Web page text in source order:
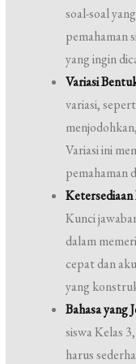
soal-soal
pemahaman
yang ingin
Variasi
variasi,
Variasi ini
pemahaman
Ketersediaan
Kunci
dalam
cepat dan
yang
Bahasa yang
siswa Kelas
harus